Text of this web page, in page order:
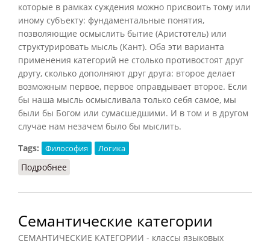
которые в рамках суждения можно присвоить тому или
иному субъекту: фундаментальные понятия,
позволяющие осмыслить бытие (Аристотель) или
структурировать мысль (Кант). Оба эти варианта
применения категорий не столько противостоят друг
другу, сколько дополняют друг друга: второе делает
возможным первое, первое оправдывает второе. Если
бы наша мысль осмысливала только себя самое, мы
были бы Богом или сумасшедшими. И в том и в другом
случае нам незачем было бы мыслить.
Tags:
Философия Логика
Подробнее
Семантические категории
СЕМАНТИЧЕСКИЕ КАТЕГОРИИ - классы языковых